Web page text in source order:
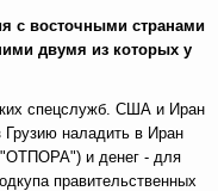
с восточными странами
двумя из которых у
спецслужб. США и Иран
наладить в Иран
"ОТПОРА") и денег - для
правительственных